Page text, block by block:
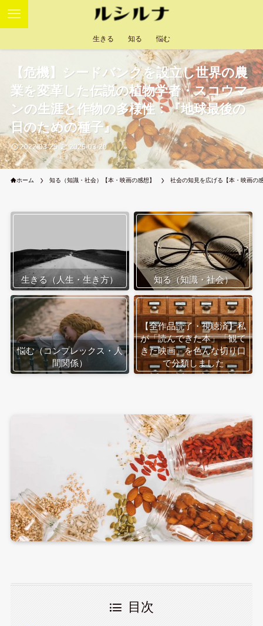
生きる 知る 悩む
【危機】シードバンクを設立し世界の農
業を変革した伝説の植物学者・スコウマ
ンの生涯と作物の多様性：『地球最後の
日のための種子』
2022-03-25 2026-03-20
ホーム 知る（知識・社会）【本・映画の感想】 社会の知見を広げる【本・映画の
生きる（人生・生き方） 知る（知識・社会）
悩む（コンプレックス・人
間関係）
【全作品読了・視聴済】私
が「読んできた本」「観て
きた映画」を色んな切り口
で分類しました
目次